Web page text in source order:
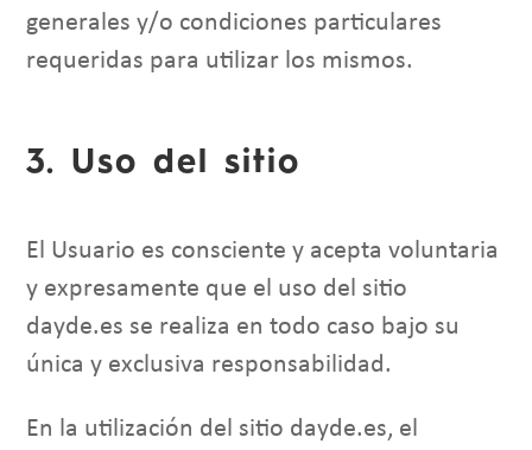
generales y/o condiciones particulares
requeridas para utilizar los mismos.
3. Uso del sitio
El Usuario es consciente y acepta voluntaria
y expresamente que el uso del sitio
dayde.es se realiza en todo caso bajo su
única y exclusiva responsabilidad.
En la utilización del sitio dayde.es, el